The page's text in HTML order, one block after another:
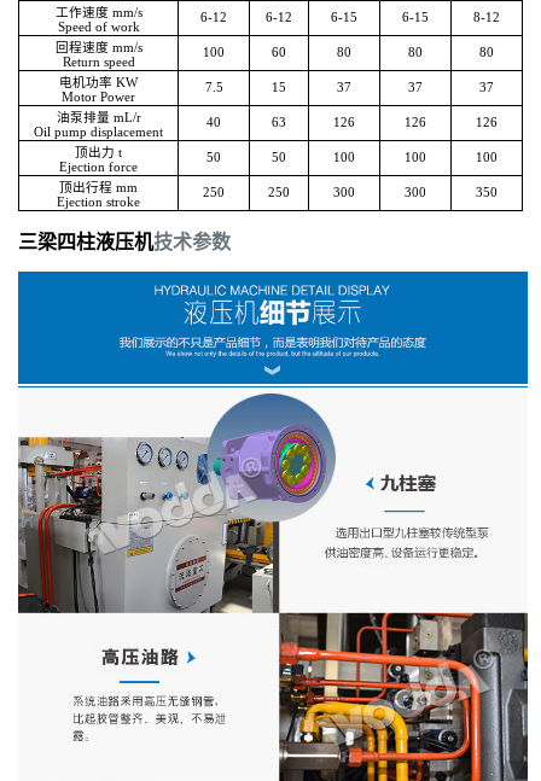
三梁四柱液压机技术参数
工作速度 mm/s
Speed of work
6-12 6-12 6-15 6-15 8-12
回程速度 mm/s
Return speed
100 60 80 80 80
电机功率 KW
Motor Power
7.5 15 37 37 37
油泵排量 mL/r
Oil pump displacement
40 63 126 126 126
顶出力 t
Ejection force
50 50 100 100 100
顶出行程 mm
Ejection stroke
250 250 300 300 350